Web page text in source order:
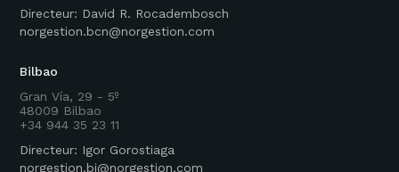
Directeur: David R. Rocadembosch
norgestion.bcn@norgestion.com
Bilbao
Gran Vía, 29 - 5º
48009 Bilbao
+34 944 35 23 11
Directeur: Igor Gorostiaga
norgestion.bi@norgestion.com